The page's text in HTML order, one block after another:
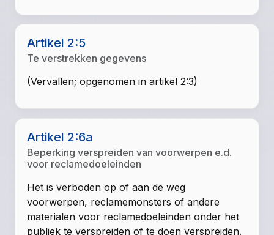
Artikel 2:5
Te verstrekken gegevens
(Vervallen; opgenomen in artikel 2:3)
Artikel 2:6a
Beperking verspreiden van voorwerpen e.d.
voor reclamedoeleinden
Het is verboden op of aan de weg
voorwerpen, reclamemonsters of andere
materialen voor reclamedoeleinden onder het
publiek te verspreiden of te doen verspreiden.